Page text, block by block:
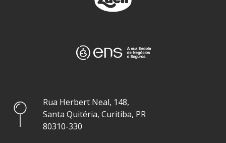
Rua Herbert Neal, 148,
Santa Quitéria, Curitiba, PR
80310-330